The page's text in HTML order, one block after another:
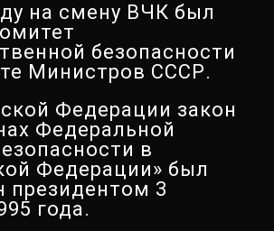
на смену ВЧК был
безопасности
Министров СССР.
Федерации закон
Федеральной
в
Федерации» был
президентом 3
года.